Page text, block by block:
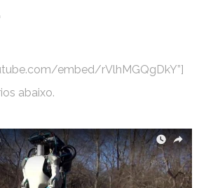
embed/rVlhMGQgDkY”]
abaixo.